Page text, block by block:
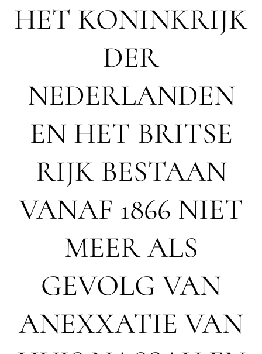
HET KONINKRIJK
DER
NEDERLANDEN
EN HET BRITSE
RIJK BESTAAN
VANAF 1866 NIET
MEER ALS
GEVOLG VAN
ANEXXATIE VAN